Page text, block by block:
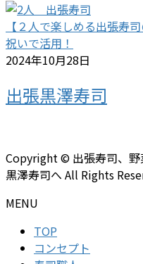
【２人で楽しめる出張寿
祝いで活用！
2024年10月28日
出張黒澤寿司
Copyright © 出張寿司、野
黒澤寿司へ All Rights
MENU
TOP
コンセプト